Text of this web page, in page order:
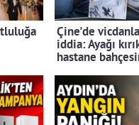
Çine'de
iddia: Ayağı
hastane